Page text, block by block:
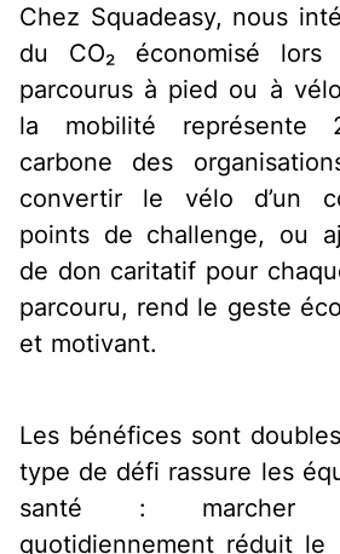
Chez Squadeasy, nous
du CO₂ économisé lors
parcourus à pied ou à
la mobilité représente
carbone des
convertir le vélo d’un
points de challenge, ou
de don caritatif pour
parcouru, rend le geste
et motivant.
Les bénéfices sont
type de défi rassure les
santé : marcher
quotidiennement réduit le